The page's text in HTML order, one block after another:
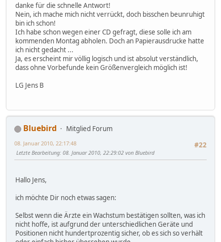
danke für die schnelle Antwort!
Nein, ich mache mich nicht verrückt, doch bisschen beunruhigt
bin ich schon!
Ich habe schon wegen einer CD gefragt, diese solle ich am
kommenden Montag abholen. Doch an Papierausdrucke hatte
ich nicht gedacht ...
Ja, es erscheint mir völlig logisch und ist absolut verständlich,
dass ohne Vorbefunde kein Größenvergleich möglich ist!
LG Jens B
Bluebird
Mitglied Forum
#22
08. Januar 2010, 22:17:48
Letzte Bearbeitung: 08. Januar 2010, 22:29:02 von Bluebird
Hallo Jens,
ich möchte Dir noch etwas sagen:
Selbst wenn die Ärzte ein Wachstum bestätigen sollten, was ich
nicht hoffe, ist aufgrund der unterschiedlichen Geräte und
Positionen nicht hundertprozentig sicher, ob es sich so verhält